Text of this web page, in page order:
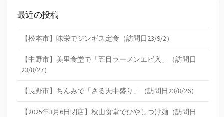
最近の投稿
【松本市】味栄でジンギス定食（訪問日23/9/2）
【中野市】美里食堂で「五目ラーメンエビ入」（訪問日
23/8/27）
【長野市】ちんみで「ざる天中盛り」（訪問日23/8/26）
【2025年3月6日閉店】秋山食堂でひやしつけ麺（訪問日